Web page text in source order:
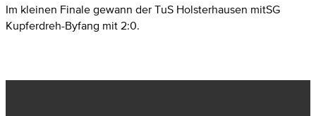
Im kleinen Finale gewann der TuS Holsterhausen mitSG
Kupferdreh-Byfang mit 2:0.